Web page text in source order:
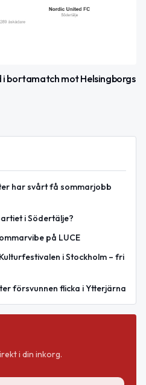
bortamatch mot Helsingborgs
har svårt få sommarjobb
i Södertälje?
på LUCE
i Stockholm – fri
försvunnen flicka i Ytterjärna
i din inkorg.